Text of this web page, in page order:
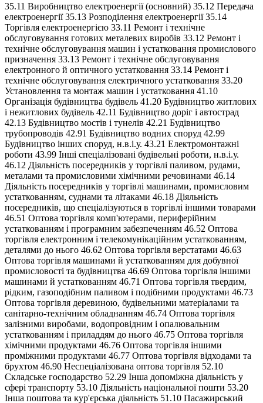
35.11 Виробництво електроенергії (основний) 35.12 Передача
електроенергії 35.13 Розподілення електроенергії 35.14
Торгівля електроенергією 33.11 Ремонт і технічне
обслуговування готових металевих виробів 33.12 Ремонт і
технічне обслуговування машин і устатковання промислового
призначення 33.13 Ремонт і технічне обслуговування
електронного й оптичного устатковання 33.14 Ремонт і
технічне обслуговування електричного устатковання 33.20
Установлення та монтаж машин і устатковання 41.10
Організація будівництва будівель 41.20 Будівництво житлових
і нежитлових будівель 42.11 Будівництво доріг і автострад
42.13 Будівництво мостів і тунелів 42.21 Будівництво
трубопроводів 42.91 Будівництво водних споруд 42.99
Будівництво інших споруд, н.в.і.у. 43.21 Електромонтажні
роботи 43.99 Інші спеціалізовані будівельні роботи, н.в.і.у.
46.12 Діяльність посередників у торгівлі паливом, рудами,
металами та промисловими хімічними речовинами 46.14
Діяльність посередників у торгівлі машинами, промисловим
устаткованням, суднами та літаками 46.18 Діяльність
посередників, що спеціалізуються в торгівлі іншими товарами
46.51 Оптова торгівля комп'ютерами, периферійним
устаткованням і програмним забезпеченням 46.52 Оптова
торгівля електронним і телекомунікаційним устаткованням,
деталями до нього 46.62 Оптова торгівля верстатами 46.63
Оптова торгівля машинами й устаткованням для добувної
промисловості та будівництва 46.69 Оптова торгівля іншими
машинами й устаткованням 46.71 Оптова торгівля твердим,
рідким, газоподібним паливом і подібними продуктами 46.73
Оптова торгівля деревиною, будівельними матеріалами та
санітарно-технічним обладнанням 46.74 Оптова торгівля
залізними виробами, водопровідним і опалювальним
устаткованням і приладдям до нього 46.75 Оптова торгівля
хімічними продуктами 46.76 Оптова торгівля іншими
проміжними продуктами 46.77 Оптова торгівля відходами та
брухтом 46.90 Неспеціалізована оптова торгівля 52.10
Складське господарство 52.29 Інша допоміжна діяльність у
сфері транспорту 53.10 Діяльність національної пошти 53.20
Інша поштова та кур'єрська діяльність 51.10 Пасажирський